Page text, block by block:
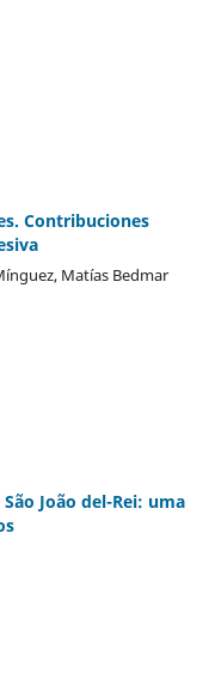
Contribuciones
Matías Bedmar
João del-Rei: uma